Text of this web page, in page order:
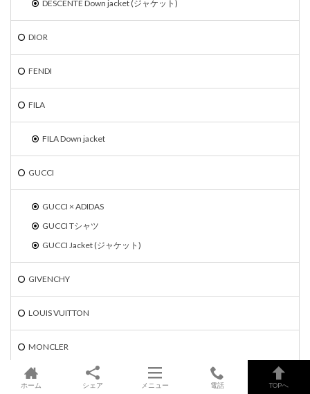
DESCENTE Down jacket (ジャケット)
DIOR
FENDI
FILA
FILA Down jacket
GUCCI
GUCCI × ADIDAS
GUCCI Tシャツ
GUCCI Jacket (ジャケット)
GIVENCHY
LOUIS VUITTON
MONCLER
MONCLER Down jacket
ホーム シェア メニュー 電話 TOPへ